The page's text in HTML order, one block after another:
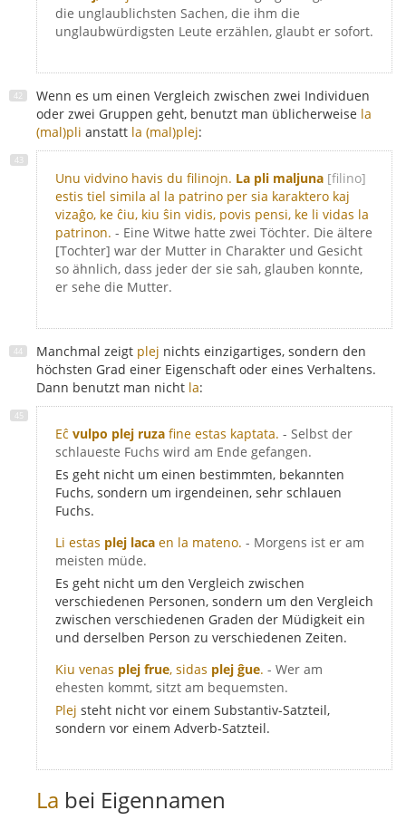
die unglaublichsten Sachen, die ihm die
unglaubwürdigsten Leute erzählen, glaubt er sofort.
Wenn es um einen Vergleich zwischen zwei Individuen
oder zwei Gruppen geht, benutzt man üblicherweise la
(mal)pli anstatt la (mal)plej:
Unu vidvino havis du filinojn. La pli maljuna [filino]
estis tiel simila al la patrino per sia karaktero kaj
vizaĝo, ke ĉiu, kiu ŝin vidis, povis pensi, ke li vidas la
patrinon. - Eine Witwe hatte zwei Töchter. Die ältere
[Tochter] war der Mutter in Charakter und Gesicht
so ähnlich, dass jeder der sie sah, glauben konnte,
er sehe die Mutter.
Manchmal zeigt plej nichts einzigartiges, sondern den
höchsten Grad einer Eigenschaft oder eines Verhaltens.
Dann benutzt man nicht la:
Eĉ vulpo plej ruza fine estas kaptata. - Selbst der
schlaueste Fuchs wird am Ende gefangen.
Es geht nicht um einen bestimmten, bekannten
Fuchs, sondern um irgendeinen, sehr schlauen
Fuchs.
Li estas plej laca en la mateno. - Morgens ist er am
meisten müde.
Es geht nicht um den Vergleich zwischen
verschiedenen Personen, sondern um den Vergleich
zwischen verschiedenen Graden der Müdigkeit ein
und derselben Person zu verschiedenen Zeiten.
Kiu venas plej frue, sidas plej ĝue. - Wer am
ehesten kommt, sitzt am bequemsten.
Plej steht nicht vor einem Substantiv-Satzteil,
sondern vor einem Adverb-Satzteil.
La bei Eigennamen